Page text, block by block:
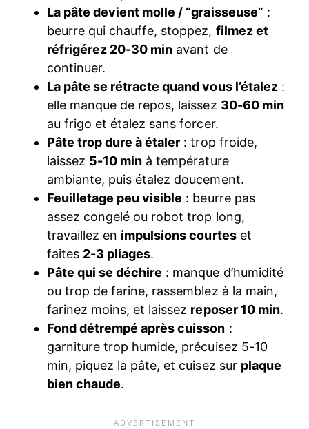
La pâte devient molle / “graisseuse” :
beurre qui chauffe, stoppez, filmez et
réfrigérez 20-30 min avant de
continuer.
La pâte se rétracte quand vous l’étalez:
elle manque de repos, laissez 30-60 min
au frigo et étalez sans forcer.
Pâte trop dure à étaler : trop froide,
laissez 5-10 min à température
ambiante, puis étalez doucement.
Feuilletage peu visible : beurre pas
assez congelé ou robot trop long,
travaillez en impulsions courteset
faites 2-3 pliages.
Pâte qui se déchire : manque d’humidité
ou trop de farine, rassemblez à la main,
farinez moins, et laissez reposer 10 min.
Fond détrempé après cuisson :
garniture trop humide, précuisez 5-10
min, piquez la pâte, et cuisez sur plaque
bien chaude.